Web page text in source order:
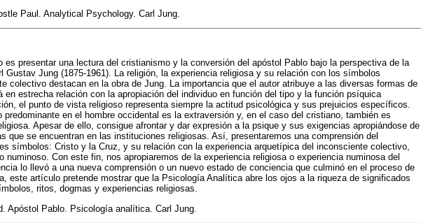
Paul. Analytical Psychology. Carl Jung.
es presentar una lectura del cristianismo y la conversión del apóstol Pablo bajo la perspectiva de la
Gustav Jung (1875-1961). La religión, la experiencia religiosa y su relación con los símbolos
colectivo destacan en la obra de Jung. La importancia que el autor atribuye a las diversas formas de
estrecha relación con la apropiación del individuo en función del tipo y la función psíquica
el punto de vista religioso representa siempre la actitud psicológica y sus prejuicios específicos.
predominante en el hombre occidental es la extraversión y, en el caso del cristiano, también es
Apesar de ello, consigue afrontar y dar expresión a la psique y sus exigencias apropiándose de
que se encuentran en las instituciones religiosas. Así, presentaremos una comprensión del
símbolos: Cristo y la Cruz, y su relación con la experiencia arquetípica del inconsciente colectivo,
numinoso. Con este fin, nos apropiaremos de la experiencia religiosa o experiencia numinosa del
lo llevó a una nueva comprensión o un nuevo estado de conciencia que culminó en el proceso de
este artículo pretende mostrar que la Psicología Analítica abre los ojos a la riqueza de significados
ritos, dogmas y experiencias religiosas.
Apóstol Pablo. Psicología analítica. Carl Jung.